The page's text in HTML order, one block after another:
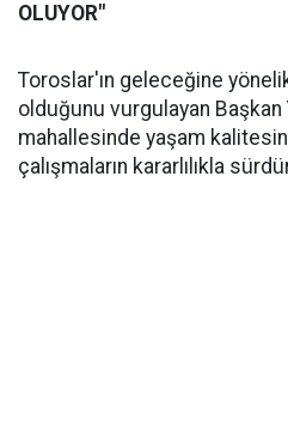
OLUYOR"
Toroslar'ın geleceğine
olduğunu vurgulayan Başkan
mahallesinde yaşam
çalışmaların kararlılıkla